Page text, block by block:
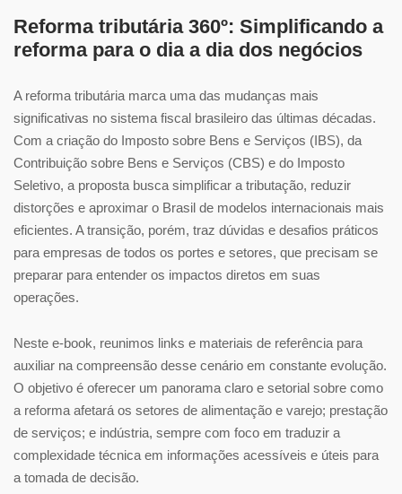
Reforma tributária 360º: Simplificando a
reforma para o dia a dia dos negócios
A reforma tributária marca uma das mudanças mais
significativas no sistema fiscal brasileiro das últimas décadas.
Com a criação do Imposto sobre Bens e Serviços (IBS), da
Contribuição sobre Bens e Serviços (CBS) e do Imposto
Seletivo, a proposta busca simplificar a tributação, reduzir
distorções e aproximar o Brasil de modelos internacionais mais
eficientes. A transição, porém, traz dúvidas e desafios práticos
para empresas de todos os portes e setores, que precisam se
preparar para entender os impactos diretos em suas
operações.
Neste e-book, reunimos links e materiais de referência para
auxiliar na compreensão desse cenário em constante evolução.
O objetivo é oferecer um panorama claro e setorial sobre como
a reforma afetará os setores de alimentação e varejo; prestação
de serviços; e indústria, sempre com foco em traduzir a
complexidade técnica em informações acessíveis e úteis para
a tomada de decisão.